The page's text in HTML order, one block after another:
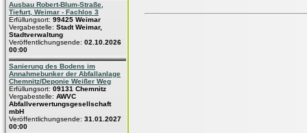
Ausbau Robert-Blum-Straße,
Tiefurt, Weimar - Fachlos 3
Erfüllungsort: 99425 Weimar
Vergabestelle: Stadt Weimar,
Stadtverwaltung
Veröffentlichungsende: 02.10.2026
00:00
Sanierung des Bodens im
Annahmebunker der Abfallanlage
Chemnitz/Deponie Weißer Weg
Erfüllungsort: 09131 Chemnitz
Vergabestelle: AWVC
Abfallverwertungsgesellschaft
mbH
Veröffentlichungsende: 31.01.2027
00:00